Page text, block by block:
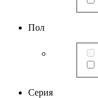
Пол
Серия